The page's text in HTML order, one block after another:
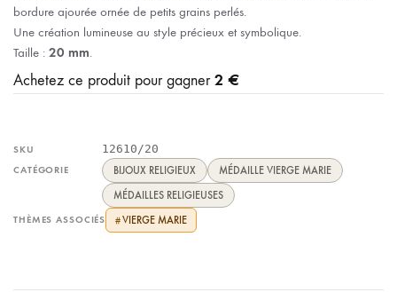
bordure ajourée ornée de petits grains perlés.
Une création lumineuse au style précieux et symbolique.
Taille : 20 mm.
Achetez ce produit pour gagner2 €
SKU 12610/20
CATÉGORIE BIJOUX RELIGIEUX
MÉDAILLE VIERGE MARIE
MÉDAILLES RELIGIEUSES
THÈMES ASSOCIÉS #VIERGE MARIE